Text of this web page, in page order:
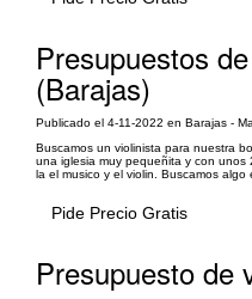
Presupuestos
(Barajas)
Publicado el 4-11-2022 en Barajas -
Buscamos un violinista para nuestra
una iglesia muy pequeñita y con
la el musico y el violin. Buscamos algo
Pide Precio Gratis
Presupuesto de